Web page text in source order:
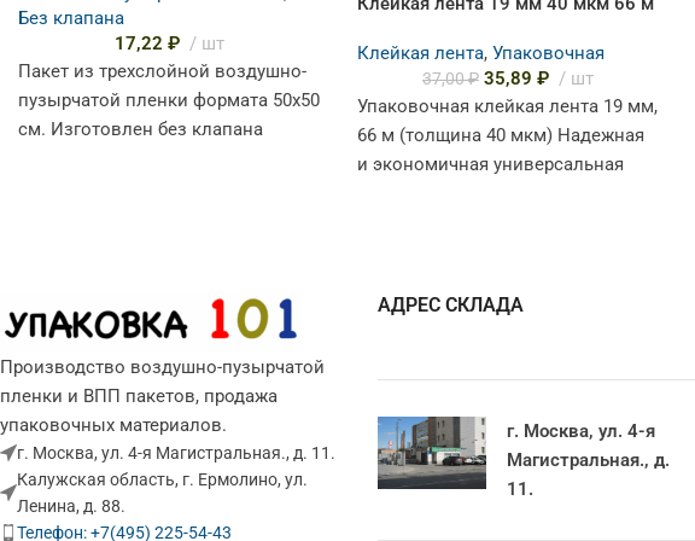
Без клапана
17,22 ₽
шт
Пакет из трехслойной воздушно-
пузырчатой пленки формата 50х50
см. Изготовлен без клапана
Клейкая лента, Упаковочная
37,00₽ 35,89 ₽
шт
Упаковочная клейкая лента 19 мм,
66 м (толщина 40 мкм) Надежная
и экономичная универсальная
Производство воздушно-пузырчатой
пленки и ВПП пакетов, продажа
упаковочных материалов.
г. Москва, ул. 4-я Магистральная., д. 11.
Калужская область, г. Ермолино, ул.
Ленина, д. 88.
Телефон: +7(495) 225-54-43
АДРЕС СКЛАДА
г. Москва, ул. 4-я
Магистральная., д.
11.